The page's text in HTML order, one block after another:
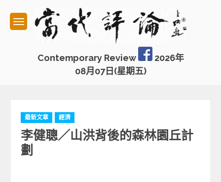
content
Contemporary Review
2026年
08月07日(星期五)
C
a
t
e
g
最新文章 經濟
李健聰／山洪背後的森林園丘計
劃